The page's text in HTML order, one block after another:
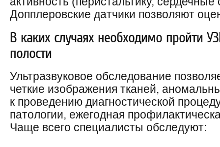
Допплеровские датчики позволяют
В каких случаях необходимо пройти
полости
Ультразвуковое обследование
четкие изображения тканей,
к проведению диагностической
патологии, ежегодная
Чаще всего специалисты обследуют: